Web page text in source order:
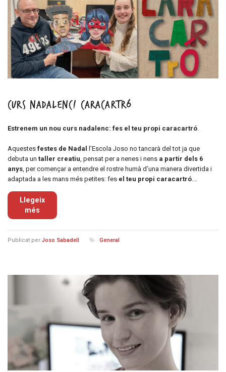
Curs nadalenc! CARACARTRÓ
Estrenem un nou curs nadalenc: fes el teu propi caracartró
Aquestes festes de Nadal
l’Escola Joso no tancarà del tot ja que
debuta un taller creatiu , pensat per a nenes i nens a partir dels 6
anys , per començar a entendre el rostre humà d’una manera divertida i
adaptada a les mans més petites: fes el teu propi caracartró
Llegeix
més
Publicat per Joso Sabadell General